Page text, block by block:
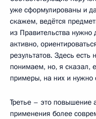
уже сформулированы и
скажем, ведётся
из Правительства нужно
активно,
результатов. Здесь
понимаем, но, я сказал,
примеры, на них и нужно
Третье – это повышение
применения более